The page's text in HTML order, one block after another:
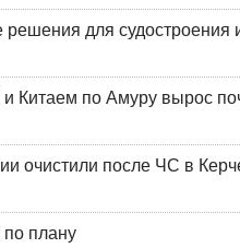
решения для
Китаем по Амуру вырос
очистили после ЧС в
по плану